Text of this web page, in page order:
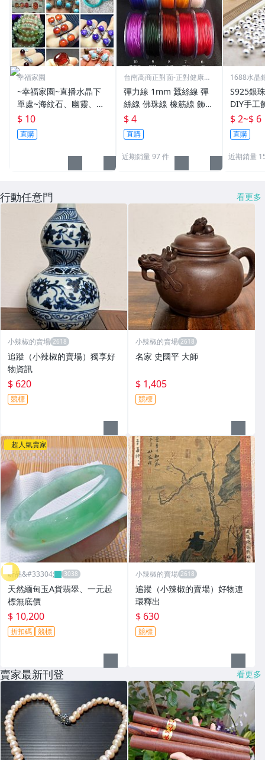
幸福家園
~幸福家園~直播水晶下
單處~海紋石、幽靈、碧
玉、緬甸玉、碧璽、葡萄
石、海藍寶、天河石、紅
石榴、髮晶、鈦金、勿直
$ 10
直購
台南高商正對面-正對健康路
校門
彈力線 1mm 蠶絲線 彈
絲線 佛珠線 橡筋線 飾品
線 扁絲線 串珠彈性線#
水晶#飾品#配件#手工di
y材料
$ 4
直購
近期銷量 97 件
1688水晶
S925銀
DIY手工
$ 2~$ 6
直購
近期銷量
行動任意門 看更多
小辣椒的賣場
追蹤（小辣椒的賣場）獨享好
物資訊
$ 620
競標
小辣椒的賣場
名家 史國平 大師
$ 1,405
競標
超人氣賣家
昕品&#33304;
天然緬甸玉A貨翡翠、一元起
標無底價
$ 10,200
折扣碼 競標
小辣椒的賣場
追蹤（小辣椒的賣場）好物連
環釋出
$ 630
競標
賣家最新刊登 看更多